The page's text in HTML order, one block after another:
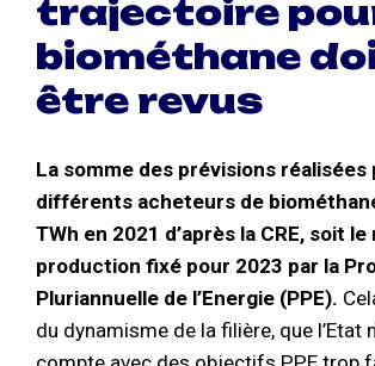
trajectoire
biométhane
être revus
La somme des prévisions réalisées
différents acheteurs de
TWh en 2021 d’après la CRE, soit le
production fixé pour 2023 par la
Pluriannuelle de l’Energie (PPE).
du dynamisme de la filière, que l’Etat